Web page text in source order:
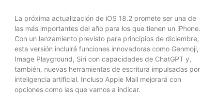
La próxima actualización de iOS 18.2 promete ser una de
las más importantes del año para los que tienen un iPhone.
Con un lanzamiento previsto para principios de diciembre,
esta versión incluirá funciones innovadoras como Genmoji,
Image Playground, Siri con capacidades de ChatGPT y,
también, nuevas herramientas de escritura impulsadas por
inteligencia artificial. Incluso Apple Mail mejorará con
opciones como las que vamos a indicar.